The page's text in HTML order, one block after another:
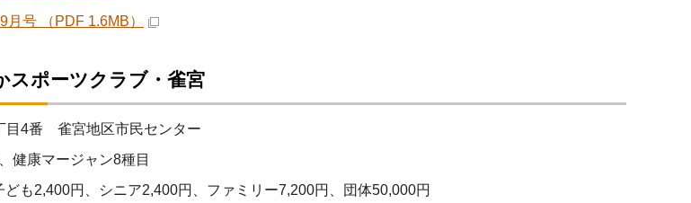
号 （PDF 1.6MB）
スポーツクラブ・雀宮
4番 雀宮地区市民センター
健康マージャン8種目
も2,400円、シニア2,400円、ファミリー7,200円、団体50,000円